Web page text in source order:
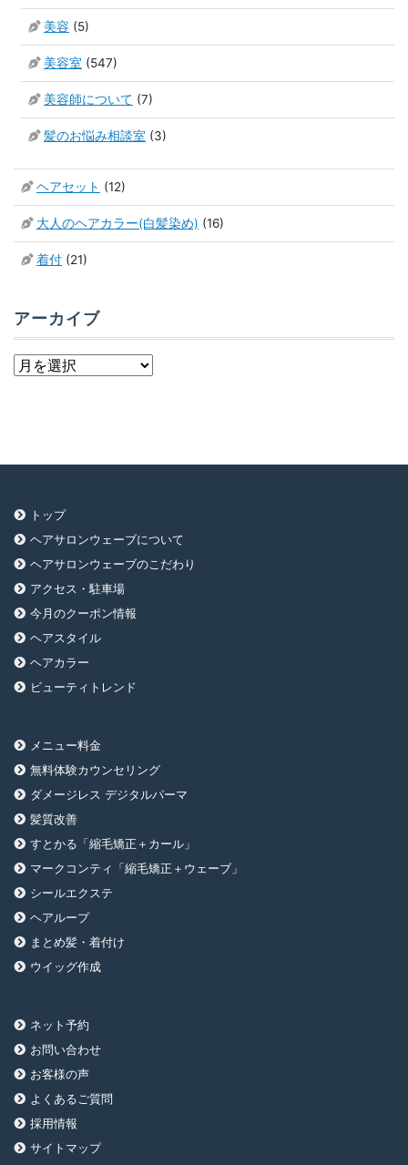
美容 (5)
美容室 (547)
美容師について (7)
髪のお悩み相談室 (3)
ヘアセット (12)
大人のヘアカラー(白髪染め) (16)
着付 (21)
アーカイブ
ア
トップ
ヘアサロンウェーブについて
ヘアサロンウェーブのこだわり
アクセス・駐車場
今月のクーポン情報
ヘアスタイル
ヘアカラー
ビューティトレンド
メニュー料金
無料体験カウンセリング
ダメージレス デジタルパーマ
髪質改善
すとかる「縮毛矯正＋カール」
マークコンティ「縮毛矯正＋ウェーブ」
シールエクステ
ヘアループ
まとめ髪・着付け
ウイッグ作成
ネット予約
お問い合わせ
お客様の声
よくあるご質問
採用情報
サイトマップ